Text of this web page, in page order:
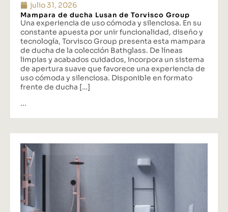
julio 31, 2026
Mampara de ducha Lusan de Torvisco Group
Una experiencia de uso cómoda y silenciosa. En su
constante apuesta por unir funcionalidad, diseño y
tecnología, Torvisco Group presenta esta mampara
de ducha de la colección Bathglass. De líneas
limpias y acabados cuidados, incorpora un sistema
de apertura suave que favorece una experiencia de
uso cómoda y silenciosa. Disponible en formato
frente de ducha […]
...